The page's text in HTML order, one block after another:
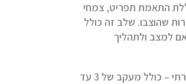
התאמת תפריט, צמחי
שהוצבו. שלב זה כולל
למצב ולתהליך
הוא מעקב שגרתי – כולל מעקב של 3 עד